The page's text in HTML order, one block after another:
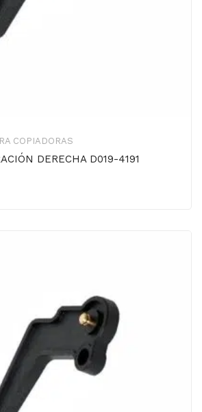
COPIADORAS
DERECHA D019-4191